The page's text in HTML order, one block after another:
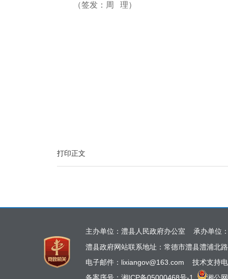
（签发：周 理）
打印正文
主办单位：澧县人民政府办公室 承办单位
澧县政府网站联系地址：常德市澧县澧浦北
电子邮件：lixiangov@163.com 技术支持